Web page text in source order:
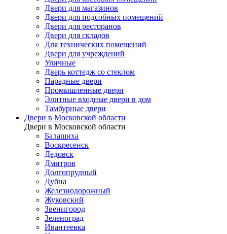
Двери для магазинов
Двери для подсобных помещений
Двери для ресторанов
Двери для складов
Для технических помещений
Двери для учреждений
Уличные
Дверь коттедж со стеклом
Парадные двери
Промышленные двери
Элитные входные двери в дом
Тамбурные двери
Двери в Московской области
Двери в Московской области
Балашиха
Воскресенск
Дедовск
Дмитров
Долгопрудный
Дубна
Железнодорожный
Жуковский
Звенигород
Зеленоград
Ивантеевка